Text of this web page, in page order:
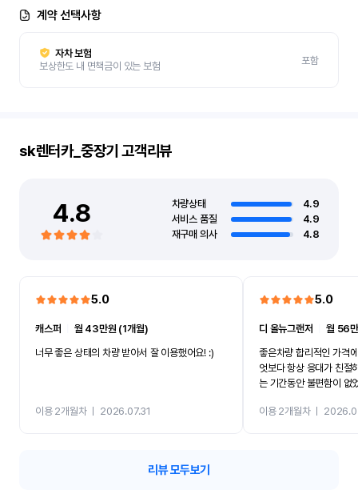
계약 선택사항
자차 보험
보상한도 내 면책금이 있는 보험
포함
sk렌터카_중장기 고객리뷰
4.8 차량상태
4.9
서비스 품질
4.9
재구매 의사
4.8
5.0
캐스퍼
월 43만원 (1개월)
너무 좋은 상태의 차량 받아서 잘 이용했어요! :)
이용 2개월차ㅣ 2026.07.31
5.0
디 올뉴그랜저 ㅣ월 56
좋은차량 합리적인 가격
엇보다 항상 응대가 친절
는 기간동안 불편함이 없
카 렌트 고민없이 강추합
이용 2개월차ㅣ
리뷰 모두보기